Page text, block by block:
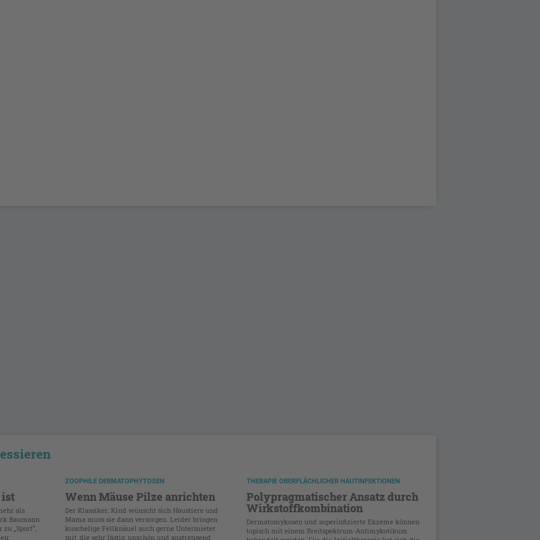
als
Baumann
„Sport“,
ZOOPHILE DERMATOPHYTOSEN
Wenn Mäuse Pilze anrichten
Der Klassiker: Kind wünscht sich Haustiere und
Mama muss sie dann versorgen. Leider bringen
kuschelige Fellknäuel auch gerne Untermieter
mit, die sehr lästig, unschön und anstrengend
THERAPIE OBERFLÄCHLICHER HAUTINFEKTIONEN
Polypragmatischer Ansatz durch
Wirkstoffkombination
Dermatomykosen und superinfizierte Ekzeme können
topisch mit einem Breitspektrum-Antimykotikum